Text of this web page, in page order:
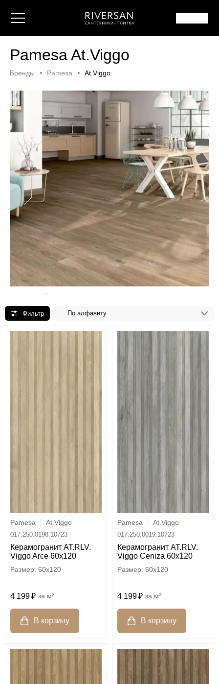
Pamesa At.Viggo
Бренды Pamesa At.Viggo
По алфавиту
Pamesa At.Viggo
017.250.0198.10723
Керамогранит AT.RLV.
Viggo Arce 60x120
60x120
4 199 м²
Pamesa At.Viggo
017.250.0019.10723
Керамогранит AT.RLV.
Viggo Ceniza 60x120
60x120
4 199 м²